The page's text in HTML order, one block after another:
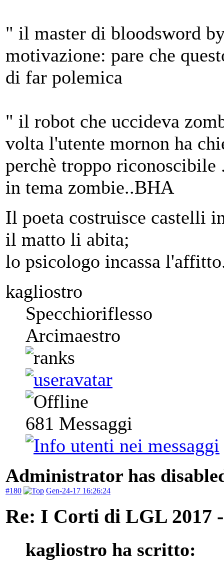
" il master di bloodsword
motivazione: pare che
di far polemica
" il robot che uccideva
volta l'utente mornon ha
perchè troppo
in tema zombie..BHA
Il poeta costruisce castelli
il matto li abita;
lo psicologo incassa
kagliostro
Specchioriflesso
Arcimaestro
681 Messaggi
Administrator has
#180 Gen-24-17 16:26:24
Re: I Corti di LGL 2017
kagliostro ha scritto: